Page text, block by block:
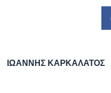
ΙΩΆΝΝΗΣ ΚΑΡΚΑΛΆΤΟΣ